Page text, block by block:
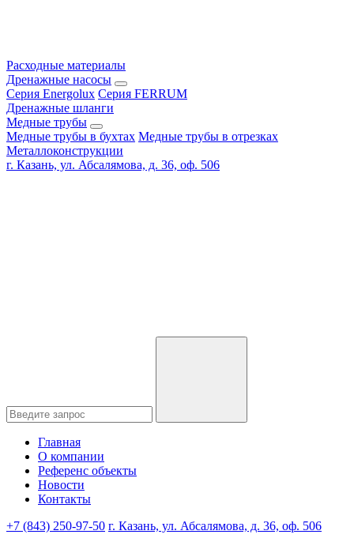
Расходные материалы
Дренажные насосы
Серия Energolux Серия FERRUM
Дренажные шланги
Медные трубы
Медные трубы в бухтах Медные трубы в отрезках
Металлоконструкции
г. Казань, ул. Абсалямова, д. 36, оф. 506
Главная
О компании
Референс объекты
Новости
Контакты
+7 (843) 250-97-50 г. Казань, ул. Абсалямова, д. 36, оф. 506